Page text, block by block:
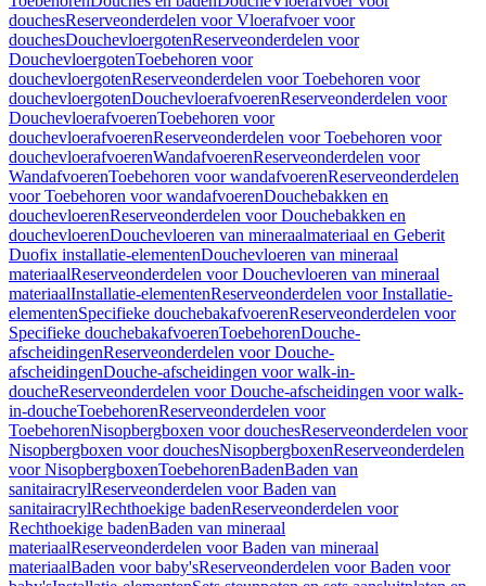
douchesReserveonderdelen voor Vloerafvoer voor
douchesDouchevloergotenReserveonderdelen voor
DouchevloergotenToebehoren voor
douchevloergotenReserveonderdelen voor Toebehoren voor
douchevloergotenDouchevloerafvoerenReserveonderdelen voor
DouchevloerafvoerenToebehoren voor
douchevloerafvoerenReserveonderdelen voor Toebehoren voor
douchevloerafvoerenWandafvoerenReserveonderdelen voor
WandafvoerenToebehoren voor wandafvoerenReserveonderdelen
voor Toebehoren voor wandafvoerenDouchebakken en
douchevloerenReserveonderdelen voor Douchebakken en
douchevloerenDouchevloeren van mineraalmateriaal en Geberit
Duofix installatie-elementenDouchevloeren van mineraal
materiaalReserveonderdelen voor Douchevloeren van mineraal
materiaalInstallatie-elementenReserveonderdelen voor Installatie-
elementenSpecifieke douchebakafvoerenReserveonderdelen voor
Specifieke douchebakafvoerenToebehorenDouche-
afscheidingenReserveonderdelen voor Douche-
afscheidingenDouche-afscheidingen voor walk-in-
doucheReserveonderdelen voor Douche-afscheidingen voor walk-
in-doucheToebehorenReserveonderdelen voor
ToebehorenNisopbergboxen voor douchesReserveonderdelen voor
Nisopbergboxen voor douchesNisopbergboxenReserveonderdelen
voor NisopbergboxenToebehorenBadenBaden van
sanitairacrylReserveonderdelen voor Baden van
sanitairacrylRechthoekige badenReserveonderdelen voor
Rechthoekige badenBaden van mineraal
materiaalReserveonderdelen voor Baden van mineraal
materiaalBaden voor baby'sReserveonderdelen voor Baden voor